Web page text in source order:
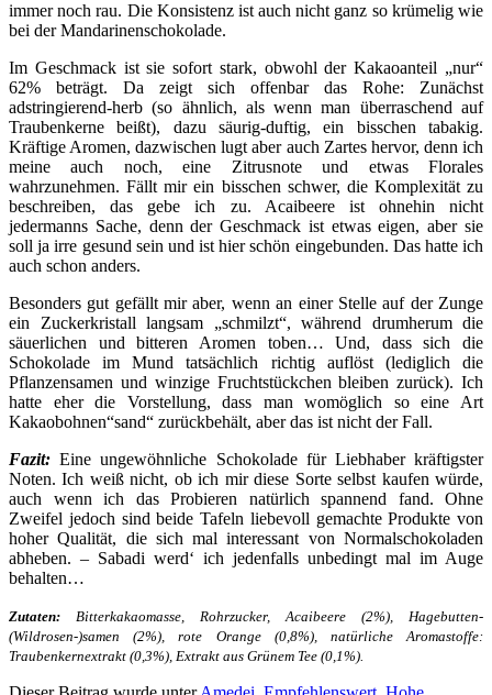
immer noch rau. Die Konsistenz ist auch nicht ganz so krümelig wie
bei der Mandarinenschokolade.
Im Geschmack ist sie sofort stark, obwohl der Kakaoanteil „nur“
62% beträgt. Da zeigt sich offenbar das Rohe: Zunächst
adstringierend-herb (so ähnlich, als wenn man überraschend auf
Traubenkerne beißt), dazu säurig-duftig, ein bisschen tabakig.
Kräftige Aromen, dazwischen lugt aber auch Zartes hervor, denn ich
meine auch noch, eine Zitrusnote und etwas Florales
wahrzunehmen. Fällt mir ein bisschen schwer, die Komplexität zu
beschreiben, das gebe ich zu. Acaibeere ist ohnehin nicht
jedermanns Sache, denn der Geschmack ist etwas eigen, aber sie
soll ja irre gesund sein und ist hier schön eingebunden. Das hatte ich
auch schon anders.
Besonders gut gefällt mir aber, wenn an einer Stelle auf der Zunge
ein Zuckerkristall langsam „schmilzt“, während drumherum die
säuerlichen und bitteren Aromen toben… Und, dass sich die
Schokolade im Mund tatsächlich richtig auflöst (lediglich die
Pflanzensamen und winzige Fruchtstückchen bleiben zurück). Ich
hatte eher die Vorstellung, dass man womöglich so eine Art
Kakaobohnen“sand“ zurückbehält, aber das ist nicht der Fall.
Fazit: Eine ungewöhnliche Schokolade für Liebhaber kräftigster
Noten. Ich weiß nicht, ob ich mir diese Sorte selbst kaufen würde,
auch wenn ich das Probieren natürlich spannend fand. Ohne
Zweifel jedoch sind beide Tafeln liebevoll gemachte Produkte von
hoher Qualität, die sich mal interessant von Normalschokoladen
abheben. – Sabadi werd‘ ich jedenfalls unbedingt mal im Auge
behalten…
Zutaten: Bitterkakaomasse, Rohrzucker, Acaibeere (2%), Hagebutten-
(Wildrosen-)samen (2%), rote Orange (0,8%), natürliche Aromastoffe:
Traubenkernextrakt (0,3%), Extrakt aus Grünem Tee (0,1%).